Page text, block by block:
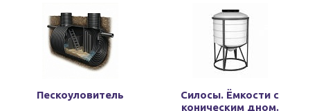
Пескоуловитель
Силосы. Ёмкости с
коническим дном.